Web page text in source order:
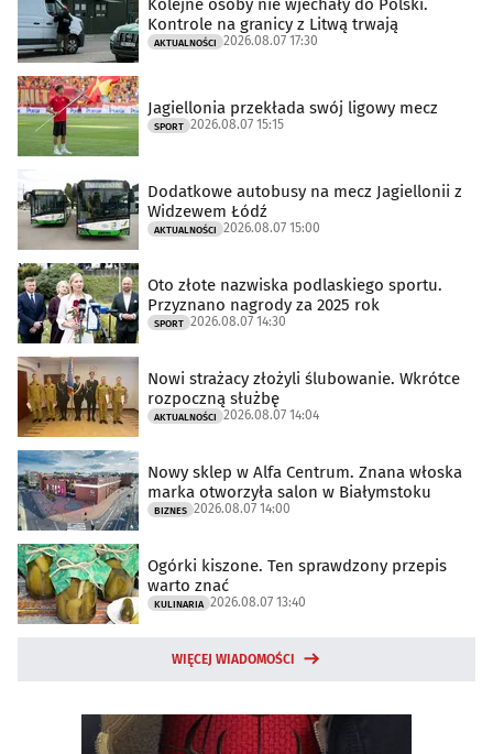
Kolejne osoby nie wjechały do Polski.
Kontrole na granicy z Litwą trwają
AKTUALNOŚCI 2026.08.07 17:30
Jagiellonia przekłada swój ligowy mecz
SPORT 2026.08.07 15:15
Dodatkowe autobusy na mecz Jagiellonii z
Widzewem Łódź
AKTUALNOŚCI 2026.08.07 15:00
Oto złote nazwiska podlaskiego sportu.
Przyznano nagrody za 2025 rok
SPORT 2026.08.07 14:30
Nowi strażacy złożyli ślubowanie. Wkrótce
rozpoczną służbę
AKTUALNOŚCI 2026.08.07 14:04
Nowy sklep w Alfa Centrum. Znana włoska
marka otworzyła salon w Białymstoku
BIZNES 2026.08.07 14:00
Ogórki kiszone. Ten sprawdzony przepis
warto znać
KULINARIA 2026.08.07 13:40
WIĘCEJ WIADOMOŚCI